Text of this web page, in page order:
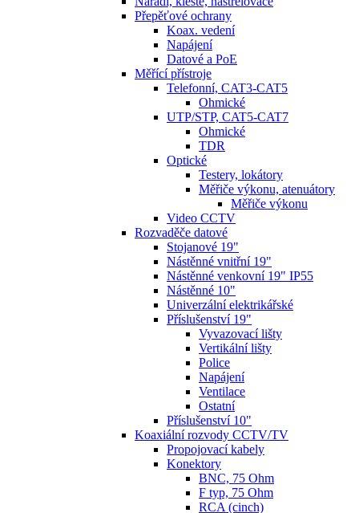
Přepěťové ochrany
Koax. vedení
Napájení
Datové a PoE
Měřící přístroje
Telefonní, CAT3-CAT5
Ohmické
UTP/STP, CAT5-CAT7
Ohmické
TDR
Optické
Testery, lokátory
Měřiče výkonu, atenuátory
Měřiče výkonu
Video CCTV
Rozvaděče datové
Stojanové 19"
Nástěnné vnitřní 19"
Nástěnné venkovní 19" IP55
Nástěnné 10"
Univerzální elektrikářské
Příslušenství 19"
Vyvazovací lišty
Vertikální lišty
Police
Napájení
Ventilace
Ostatní
Příslušenství 10"
Koaxiální rozvody CCTV/TV
Propojovací kabely
Konektory
BNC, 75 Ohm
F typ, 75 Ohm
RCA (cinch)